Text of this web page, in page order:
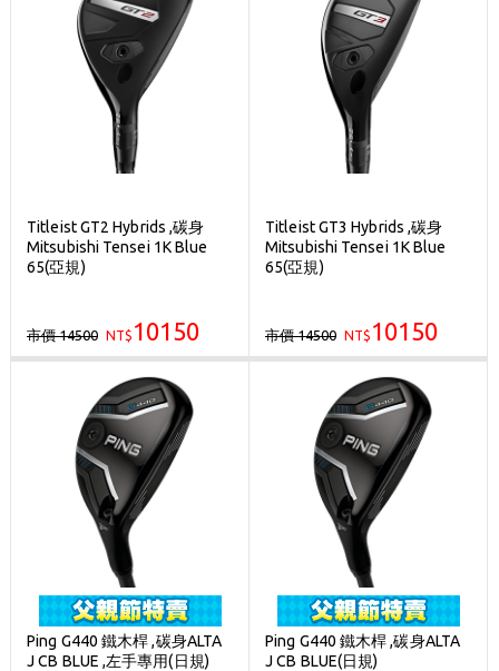
Titleist GT2 Hybrids ,碳身
Mitsubishi Tensei 1K Blue
65(亞規)
市價 14500 NT$ 10150
Titleist GT3 Hybrids ,碳身
Mitsubishi Tensei 1K Blue
65(亞規)
市價 14500 NT$ 10150
Ping G440 鐵木桿 ,碳身ALTA
J CB BLUE ,左手專用(日規)
Ping G440 鐵木桿 ,碳身ALTA
J CB BLUE(日規)